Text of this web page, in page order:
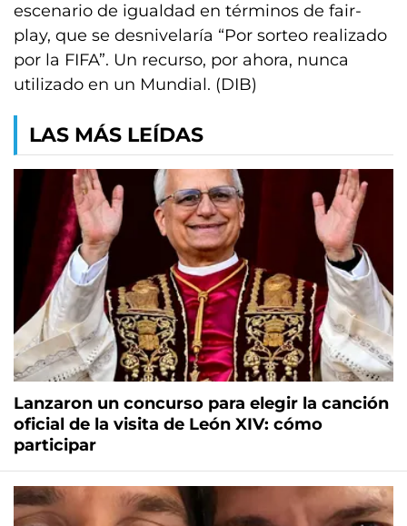
escenario de igualdad en términos de fair-
play, que se desnivelaría “Por sorteo realizado
por la FIFA”. Un recurso, por ahora, nunca
utilizado en un Mundial. (DIB)
LAS MÁS LEÍDAS
Lanzaron un concurso para elegir la canción
oficial de la visita de León XIV: cómo
participar